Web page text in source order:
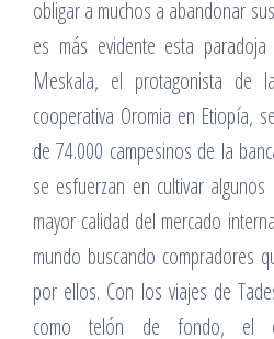
obligar a muchos a abandonar
es más evidente esta
Meskala, el protagonista de
cooperativa Oromia en Etiopía,
de 74.000 campesinos de la
se esfuerzan en cultivar
mayor calidad del mercado
mundo buscando compradores
por ellos. Con los viajes de
como telón de fondo, el